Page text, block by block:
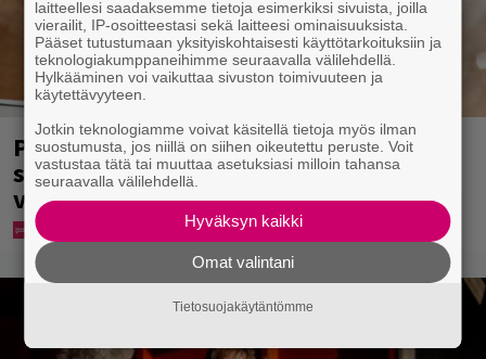
Pohjois-Korea neuvoo kansalaisiaan
selviämään helteistä syömällä
viilentävää koiraa
laitteellesi saadaksemme tietoja esimerkiksi sivuista, joilla
vierailit, IP-osoitteestasi sekä laitteesi ominaisuuksista.
Pääset tutustumaan yksityiskohtaisesti käyttötarkoituksiin ja
teknologiakumppaneihimme seuraavalla välilehdellä.
Hylkääminen voi vaikuttaa sivuston toimivuuteen ja
käytettävyyteen.
Jotkin teknologiamme voivat käsitellä tietoja myös ilman
suostumusta, jos niillä on siihen oikeutettu peruste. Voit
vastustaa tätä tai muuttaa asetuksiasi milloin tahansa
seuraavalla välilehdellä.
Hyväksyn kaikki
Omat valintani
Tietosuojakäytäntömme